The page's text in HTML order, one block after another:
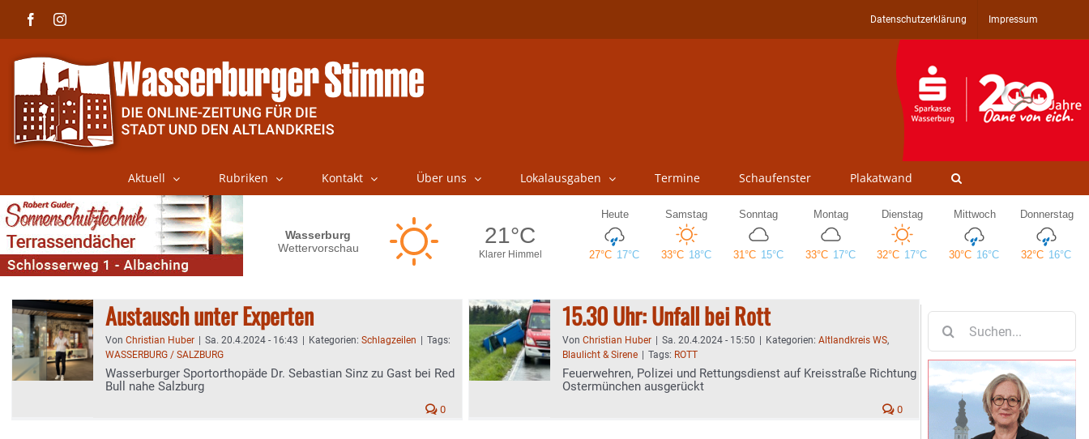
FacebookInstagram Datenschutzerklärung Impressum
Aktuell Rubriken Kontakt Über uns Lokalausgaben Termine Schaufenster Plakatwand
Austausch unter Experten
Von Christian Huber Sa. 20.4.2024 - 16:43 Kategorien: Schlagzeilen
Tags:
WASSERBURG / SALZBURG
Wasserburger Sportorthopäde Dr. Sebastian Sinz zu Gast bei Red
Bull nahe Salzburg
0
15.30 Uhr: Unfall bei Rott
Von Christian Huber Sa. 20.4.2024 - 15:50 Kategorien: Altlandkreis WS,
Blaulicht & Sirene
Tags: ROTT
Feuerwehren, Polizei und Rettungsdienst auf Kreisstraße Richtung
Ostermünchen ausgerückt
0
nach: